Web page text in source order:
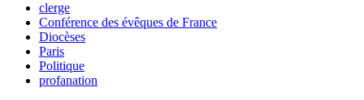
clerge
Conférence des évêques de France
Diocèses
Paris
Politique
profanation